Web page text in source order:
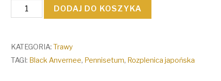
ilość
Rozplenica
Alvernee’
/
DODAJ DO KOSZYKA
KATEGORIA:Trawy
TAGI: Black Anvernee, Pennisetum, Rozplenica japońska